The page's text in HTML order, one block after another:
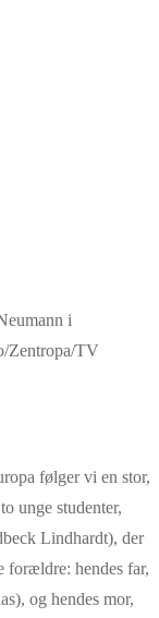
i
Zentropa/TV
følger vi en stor,
unge studenter,
Lindhardt), der
forældre: hendes far,
og hendes mor,